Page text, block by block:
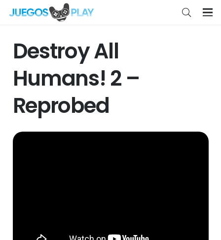
Destroy All
Humans! 2 –
Reprobed